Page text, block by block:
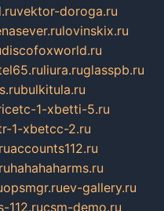
vektor-doroga.ru
lovinskix.ru
discofoxworld.ru
liura.ruglasspb.ru
bulkitula.ru
1-xbetti-5.ru
1-xbetcc-2.ru
accounts112.ru
hahahaharms.ru
opsmgr.ruev-gallery.ru
112.rucsm-demo.ru